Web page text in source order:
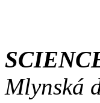
Mlynská